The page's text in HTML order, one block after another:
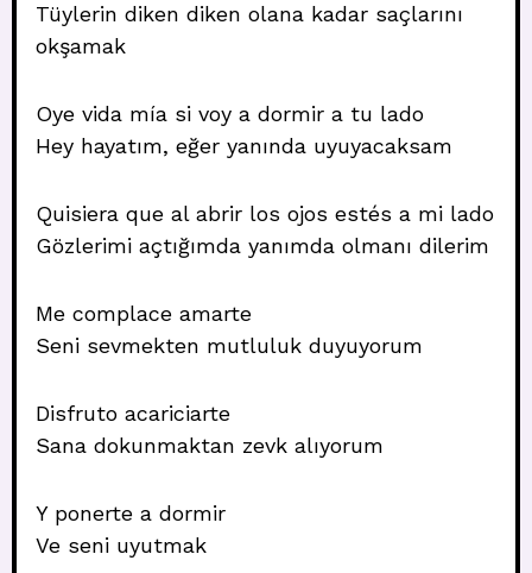
Tüylerin diken diken olana kadar saçlarını
okşamak
Oye vida mía si voy a dormir a tu lado
Hey hayatım, eğer yanında uyuyacaksam
Quisiera que al abrir los ojos estés a mi lado
Gözlerimi açtığımda yanımda olmanı dilerim
Me complace amarte
Seni sevmekten mutluluk duyuyorum
Disfruto acariciarte
Sana dokunmaktan zevk alıyorum
Y ponerte a dormir
Ve seni uyutmak